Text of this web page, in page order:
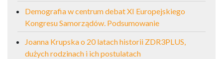
Demografia w centrum debat XI Europejskiego
Kongresu Samorządów. Podsumowanie
Joanna Krupska o 20 latach historii ZDR3PLUS,
dużych rodzinach i ich postulatach